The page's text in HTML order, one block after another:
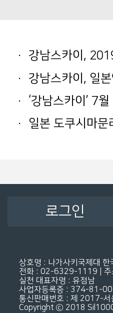
강남스카이,
강남스카이, 일
‘강남스카이’ 7
일본 도쿠시마
로그인
상호명 : 나가사키국제대 한
전화 : 02-6329-1119 | 주소
실천 대표자명 : 유점남
사업자등록증 : 374-81-
통신판매번호 : 제 2017-서
Copyright ⓒ 2018 Sil1000.